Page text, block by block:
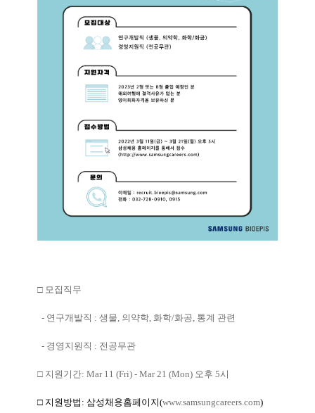
□ 모집직무
- 연구개발직 : 생물 의약학 화학/화공 통계 관련
- 경영지원직 : 전공무관
□ 지원기간: Mar 11 (Fri) - Mar 21 (Mon) 오후 5시
□ 지원방법 : 삼성채용홈페이지(www.samsungcareers.com)